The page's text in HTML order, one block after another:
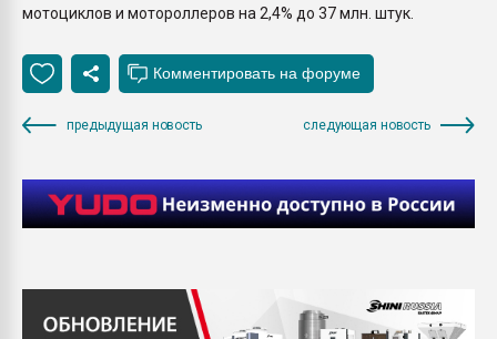
мотоциклов и мотороллеров на 2,4% до 37 млн. штук.
предыдущая новость следующая новость